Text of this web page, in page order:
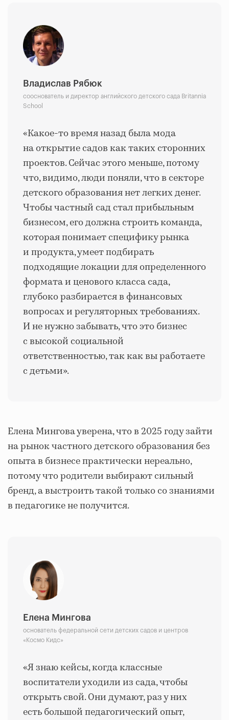
Владислав Рябюк
сооснователь и директор английского детского сада Britannia
School
«Какое-то время назад была мода
на открытие садов как таких сторонних
проектов. Сейчас этого меньше, потому
что, видимо, люди поняли, что в секторе
детского образования нет легких денег.
Чтобы частный сад стал прибыльным
бизнесом, его должна строить команда,
которая понимает специфику рынка
и продукта, умеет подбирать
подходящие локации для определенного
формата и ценового класса сада,
глубоко разбирается в финансовых
вопросах и регуляторных требованиях.
И не нужно забывать, что это бизнес
с высокой социальной
ответственностью, так как вы работаете
с детьми».
Елена Мингова уверена, что в 2025 году зайти
на рынок частного детского образования без
опыта в бизнесе практически нереально,
потому что родители выбирают сильный
бренд, а выстроить такой только со знаниями
в педагогике не получится.
Елена Мингова
основатель федеральной сети детских садов и центров
«Космо Кидс»
«Я знаю кейсы, когда классные
воспитатели уходили из сада, чтобы
открыть свой. Они думают, раз у них
есть большой педагогический опыт,